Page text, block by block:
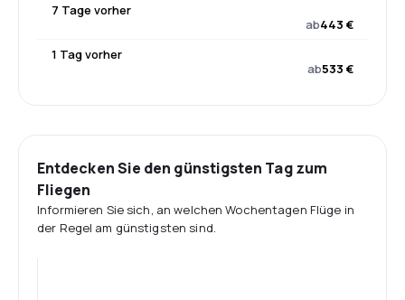
7 Tage vorher
ab443 €
1 Tag vorher
ab533 €
Entdecken Sie den günstigsten Tag zum
Fliegen
Informieren Sie sich, an welchen Wochentagen Flüge in
der Regel am günstigsten sind.